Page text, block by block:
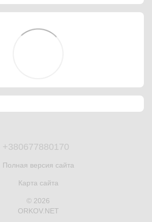
+380677880170
Полная версия сайта
Карта сайта
© 2026
ORKOV.NET